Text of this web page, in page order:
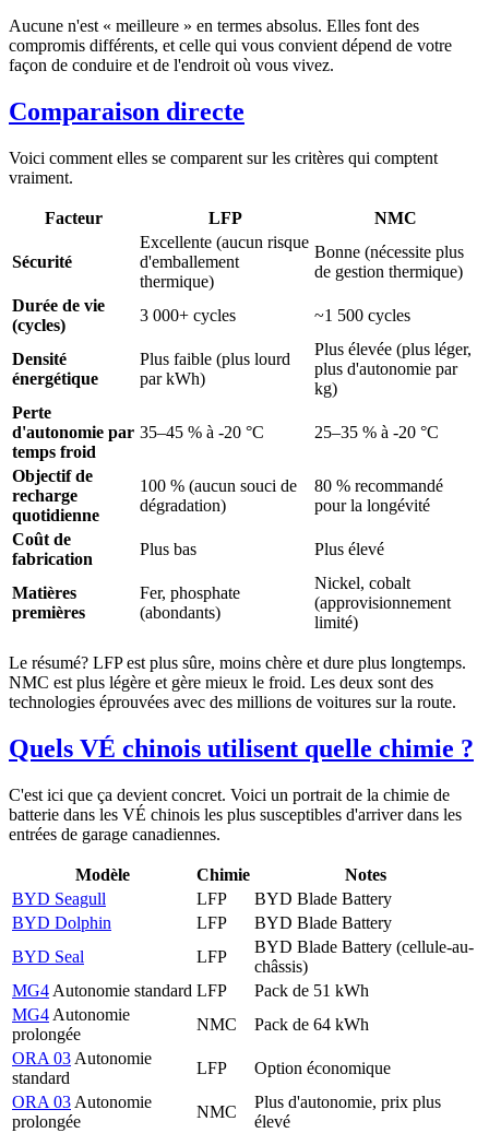
Aucune n'est « meilleure » en termes absolus. Elles font des
compromis différents, et celle qui vous convient dépend de votre
façon de conduire et de l'endroit où vous vivez.
Comparaison directe
Voici comment elles se comparent sur les critères qui comptent
vraiment.
Facteur LFP NMC
Sécurité
Excellente (aucun risque
d'emballement
thermique)
Bonne (nécessite plus
de gestion thermique)
Durée de vie
(cycles)
3 000+ cycles ~1 500 cycles
Densité
énergétique
Plus faible (plus lourd
par kWh)
Plus élevée (plus léger,
plus d'autonomie par
kg)
Perte
d'autonomie par
temps froid
35–45 % à -20 °C 25–35 % à -20 °C
Objectif de
recharge
quotidienne
100 % (aucun souci de
dégradation)
80 % recommandé
pour la longévité
Coût de
fabrication
Plus bas Plus élevé
Matières
premières
Fer, phosphate
(abondants)
Nickel, cobalt
(approvisionnement
limité)
Le résumé? LFP est plus sûre, moins chère et dure plus longtemps.
NMC est plus légère et gère mieux le froid. Les deux sont des
technologies éprouvées avec des millions de voitures sur la route.
Quels VÉ chinois utilisent quelle chimie ?
C'est ici que ça devient concret. Voici un portrait de la chimie de
batterie dans les VÉ chinois les plus susceptibles d'arriver dans les
entrées de garage canadiennes.
Modèle Chimie
Notes
BYD Seagull
LFP
BYD Blade Battery
BYD Dolphin
LFP
BYD Blade Battery
BYD Seal
LFP
BYD Blade Battery (cellule-au-
châssis)
MG4 Autonomie standard LFP
Pack de 51 kWh
MG4 Autonomie
prolongée
NMC
Pack de 64 kWh
ORA 03 Autonomie
standard
LFP
Option économique
ORA 03 Autonomie
prolongée
NMC
Plus d'autonomie, prix plus
élevé